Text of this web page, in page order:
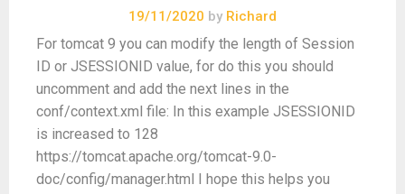
19/11/2020 by Richard
For tomcat 9 you can modify the length of Session
ID or JSESSIONID value, for do this you should
uncomment and add the next lines in the
conf/context.xml file: In this example JSESSIONID
is increased to 128
https://tomcat.apache.org/tomcat-9.0-
doc/config/manager.html I hope this helps you